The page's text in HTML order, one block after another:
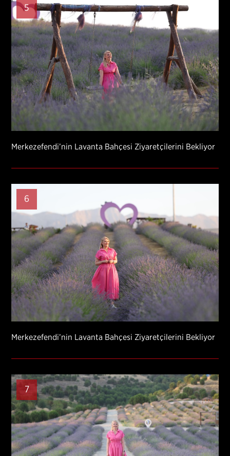
5
Merkezefendi’nin Lavanta Bahçesi Ziyaretçilerini Bekliyor
6
Merkezefendi’nin Lavanta Bahçesi Ziyaretçilerini Bekliyor
7